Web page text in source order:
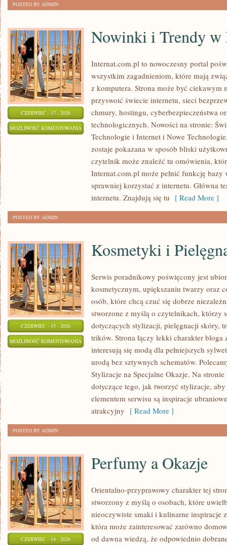
POSTED BY ADMIN
CZERWIEC - 17 - 2026
MOŻLIWOŚĆ KOMENTOWANIA NOWINKI
TRENDY
INTERNECIE
Nowinki i Trendy w
Internat.com.pl to nowoczesny portal
wszystkim zagadnieniom, które mają
z komputera. Strona może być ciekawym
przyswoić świecie internetu, sieci
chmury, hostingu, cyberbezpieczeństwa
technologicznych. Nowości na stronie:
Technologie i Internet i Nowe
zostaje pokazana w sposób bliski
czytelnik może znaleźć tu omówienia,
Internat.com.pl może pełnić funkcję
sprawniej korzystać z internetu. Główna
internetu. Znajdują się tu [ Read More ]
POSTED BY ADMIN
CZERWIEC - 15 - 2026
MOŻLIWOŚĆ KOMENTOWANIA KOSMETYKI
PIELĘGNACJA
Kosmetyki i
Serwis poradnikowy poświęcony jest
kosmetycznym, upiększaniu twarzy oraz
osób, które chcą czuć się dobrze
stworzone z myślą o czytelnikach, którzy
dotyczących stylizacji, pielęgnacji skóry,
trików. Strona łączy lekki charakter
interesują się modą dla pełniejszych
urodą bez sztywnych schematów.
Stylizacje na Specjalne Okazje. Na
dotyczące tego, jak tworzyć stylizacje,
elementem serwisu są inspiracje
atrakcyjny [ Read More ]
POSTED BY ADMIN
CZERWIEC - 14 - 2026
Perfumy a Okazje
Orientalno-przyprawowy charakter tej
stworzony z myślą o osobach, które
nieoczywiste smaki i kulinarne inspiracje
która może zainteresować zarówno
od dawna wiedzą, że odpowiednio